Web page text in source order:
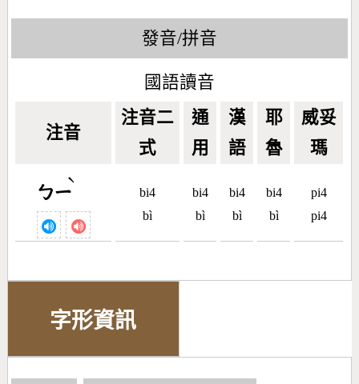
發音/拼音
國語讀音
注音
注音二
式
通
用
漢
語
耶
魯
威妥
瑪
ㄅㄧ
ˋ
bi4
bì
bi4
bì
bi4
bì
bi4
bì
pi4
pi4
字形資訊